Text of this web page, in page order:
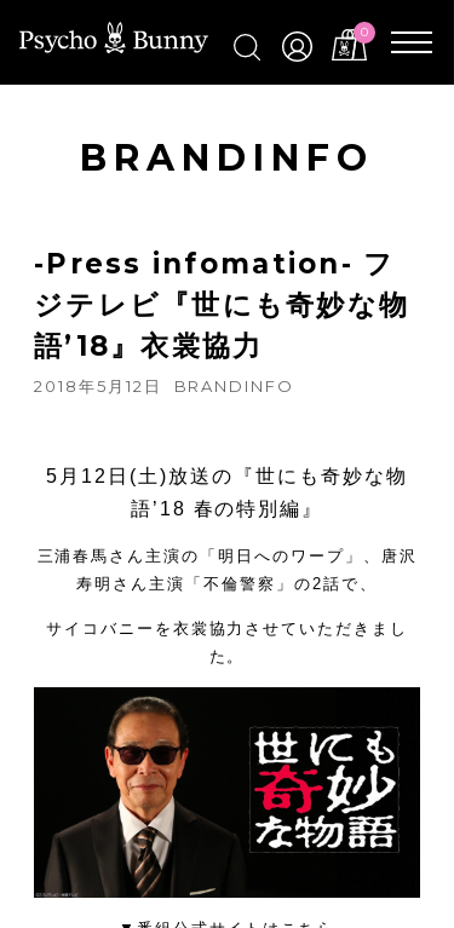
0
BRANDINFO
-Press infomation- フ
ジテレビ『世にも奇妙な物
語’18』衣裳協力
2018年5月12日 BRANDINFO
5月12日(土)放送の
『世にも奇妙な物
語’18 春の特別編』
三浦春馬さん主演の「明日へのワープ」、唐沢
寿明さん主演「不倫警察」の2話で、
サイコバニーを衣裳協力させていただきまし
た。